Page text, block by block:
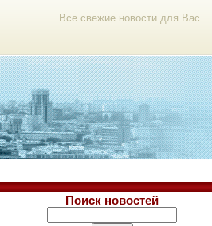
Все свежие новости для Вас
Поиск новостей